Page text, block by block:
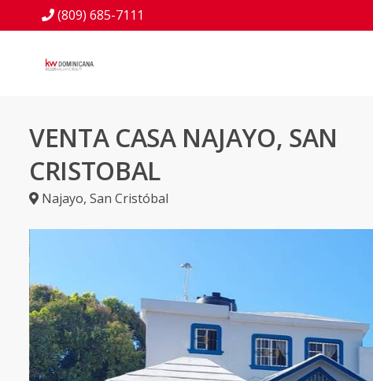
(809) 685-7111
VENTA CASA NAJAYO, SAN
CRISTOBAL
Najayo, San Cristóbal